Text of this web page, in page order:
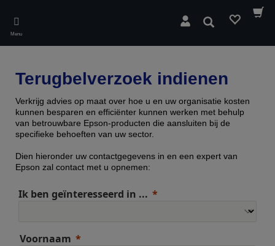
main
content
Menu
Zoeken
Terugbelverzoek indienen
Verkrijg advies op maat over hoe u en uw organisatie kosten
kunnen besparen en efficiënter kunnen werken met behulp
van betrouwbare Epson-producten die aansluiten bij de
specifieke behoeften van uw sector.
Dien hieronder uw contactgegevens in en een expert van
Epson zal contact met u opnemen:
Ik ben geïnteresseerd in ...
Voornaam